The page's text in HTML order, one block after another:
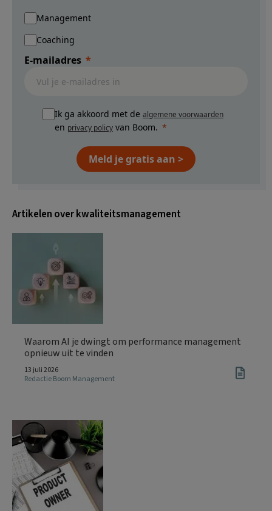
Management
Coaching
E-mailadres
Ik ga akkoord met de algemene voorwaarden
en privacy policy van Boom.
Meld je gratis aan >
Artikelen over kwaliteitsmanagement
Waarom AI je dwingt om performance management
opnieuw uit te vinden
13 juli 2026
Redactie Boom Management